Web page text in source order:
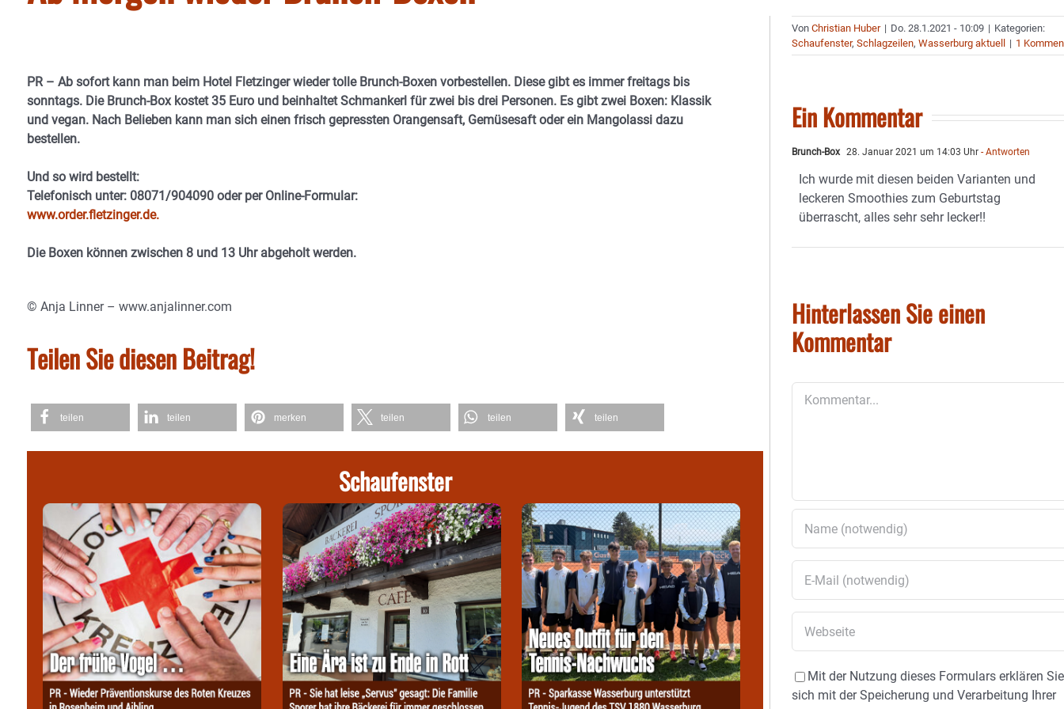
PR – Ab sofort kann man beim Hotel Fletzinger wieder tolle Brunch-Boxen vorbestellen. Diese gibt es immer freitags bis
sonntags. Die Brunch-Box kostet 35 Euro und beinhaltet Schmankerl für zwei bis drei Personen. Es gibt zwei Boxen: Klassik
und vegan. Nach Belieben kann man sich einen frisch gepressten Orangensaft, Gemüsesaft oder ein Mangolassi dazu
bestellen.
Und so wird bestellt:
Telefonisch unter: 08071/904090 oder per Online-Formular:
www.order.fletzinger.de.
Die Boxen können zwischen 8 und 13 Uhr abgeholt werden.
© Anja Linner – www.anjalinner.com
Teilen Sie diesen Beitrag!
teilen teilen merken teilen teilen teilen
Schaufenster
VonChristian Huber | Do. 28.1.2021 - 10:09 | Kategorien:
Schaufenster,Schlagzeilen,Wasserburg aktuell | 1
Ein Kommentar
Brunch-Box 28. Januar 2021 um 14:03 Uhr - Antworten
Ich wurde mit diesen beiden Varianten und
leckeren Smoothies zum Geburtstag
überrascht, alles sehr sehr lecker!!
Hinterlassen Sie einen
Kommentar
Mit der Nutzung dieses Formulars erklären Sie
sich mit der Speicherung und Verarbeitung Ihrer